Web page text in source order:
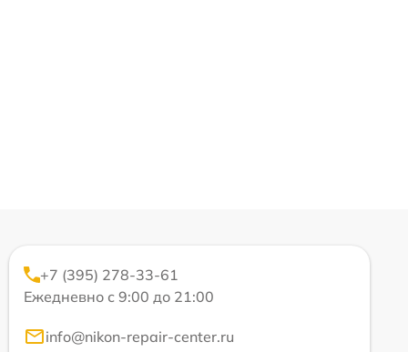
+7 (395) 278-33-61
Ежедневно с 9:00 до 21:00
info@nikon-repair-center.ru